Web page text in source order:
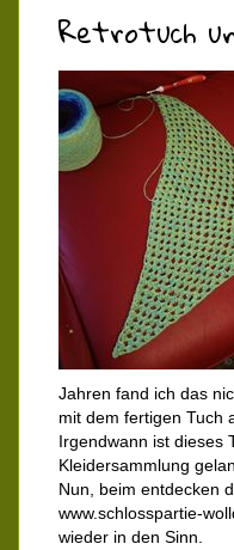
Retrotuch
Jahren fand ich das
mit dem fertigen Tuch
Irgendwann ist dieses
Kleidersammlung
Nun, beim entdecken
www.schlosspartie-
wieder in den Sinn.